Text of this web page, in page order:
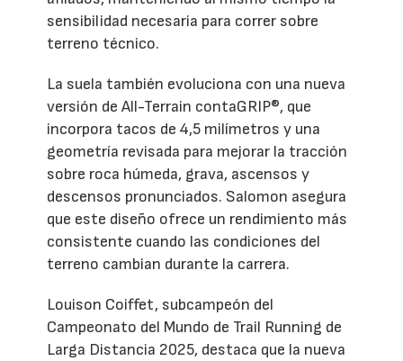
sensibilidad necesaria para correr sobre
terreno técnico.
La suela también evoluciona con una nueva
versión de All-Terrain contaGRIP®, que
incorpora tacos de 4,5 milímetros y una
geometría revisada para mejorar la tracción
sobre roca húmeda, grava, ascensos y
descensos pronunciados. Salomon asegura
que este diseño ofrece un rendimiento más
consistente cuando las condiciones del
terreno cambian durante la carrera.
Louison Coiffet, subcampeón del
Campeonato del Mundo de Trail Running de
Larga Distancia 2025, destaca que la nueva